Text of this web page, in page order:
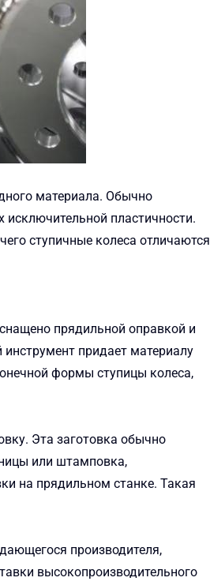
материала. Обычно
пластичности.
ступичные колеса отличаются
прядильной оправкой и
придает материалу
формы ступицы колеса,
Эта заготовка обычно
или штамповка,
на прядильном станке. Такая
производителя,
высокопроизводительного